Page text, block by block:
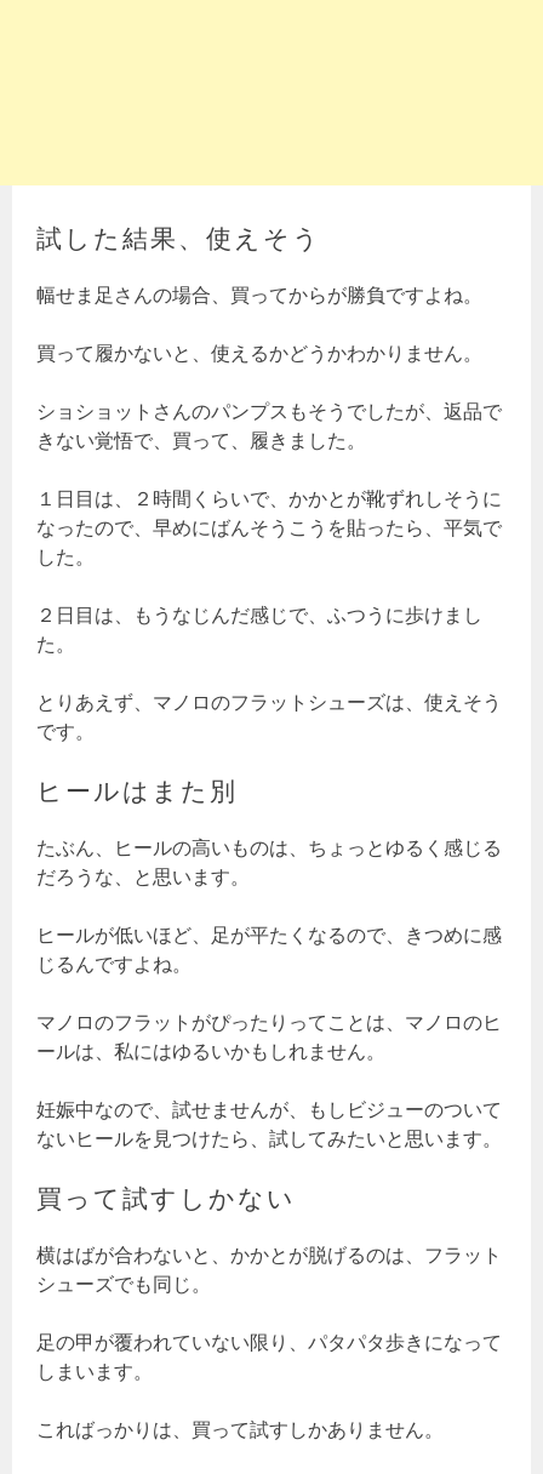
試した結果、使えそう
幅せま足さんの場合、買ってからが勝負ですよね。
買って履かないと、使えるかどうかわかりません。
ショショットさんのパンプスもそうでしたが、返品で
きない覚悟で、買って、履きました。
１日目は、２時間くらいで、かかとが靴ずれしそうに
なったので、早めにばんそうこうを貼ったら、平気で
した。
２日目は、もうなじんだ感じで、ふつうに歩けまし
た。
とりあえず、マノロのフラットシューズは、使えそう
です。
ヒールはまた別
たぶん、ヒールの高いものは、ちょっとゆるく感じる
だろうな、と思います。
ヒールが低いほど、足が平たくなるので、きつめに感
じるんですよね。
マノロのフラットがぴったりってことは、マノロのヒ
ールは、私にはゆるいかもしれません。
妊娠中なので、試せませんが、もしビジューのついて
ないヒールを見つけたら、試してみたいと思います。
買って試すしかない
横はばが合わないと、かかとが脱げるのは、フラット
シューズでも同じ。
足の甲が覆われていない限り、パタパタ歩きになって
しまいます。
こればっかりは、買って試すしかありません。